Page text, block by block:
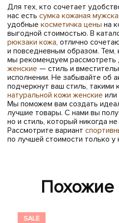
Для тех, кто сочетает
нас есть сумка кожаная
удобные косметичка цены на
выгодной стоимостью. В
рюкзаки кожа, отлично
и повседневным образом. Тем,
мы рекомендуем рассмотреть
женские — стиль и
исполнении. Не забывайте об
подчеркнут ваш стиль, такими
натуральной кожи женские или
Мы поможем вам создать
лучшие товары. С нами вы
но и стиль, который никогда
Рассмотрите вариант
по лучшей стоимости только у
Похожие
SALE